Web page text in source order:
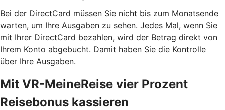
Bei der DirectCard müssen Sie nicht bis zum Monatsende
warten, um Ihre Ausgaben zu sehen. Jedes Mal, wenn Sie
mit Ihrer DirectCard bezahlen, wird der Betrag direkt von
Ihrem Konto abgebucht. Damit haben Sie die Kontrolle
über Ihre Ausgaben.
Mit VR-MeineReise vier Prozent
Reisebonus kassieren